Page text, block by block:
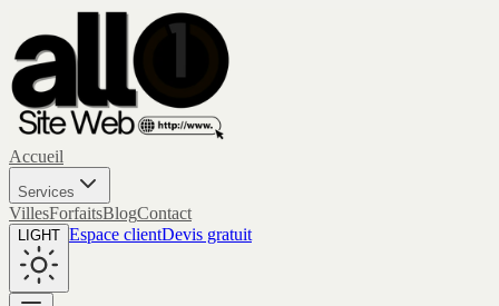
Accueil
Services
VillesForfaitsBlogContact
LIGHT Espace clientDevis gratuit